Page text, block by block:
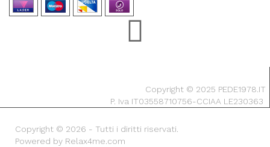
Copyright © 2025 PEDE1978.IT
P. Iva IT03558710756-CCIAA LE230363
Copyright © 2026 - Tutti i diritti riservati.
Powered by Relax4me.com